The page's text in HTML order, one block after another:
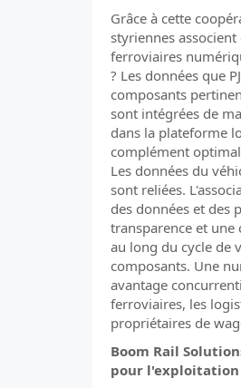
Grâce à cette
styriennes
ferroviaires
? Les données que
composants
sont intégrées de
dans la plateforme
complément
Les données du
sont reliées.
des données et des
transparence et une
au long du cycle de
composants. Une
avantage
ferroviaires, les
propriétaires de
Boom Rail
pour